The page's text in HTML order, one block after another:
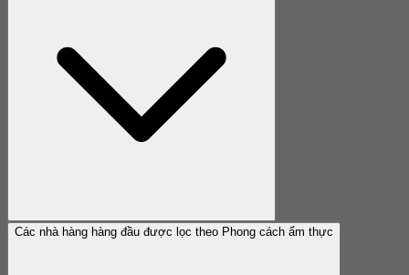
Các nhà hàng hàng đầu được lọc theo Phong cách ẩm thực